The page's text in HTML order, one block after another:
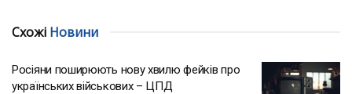
Схожі Новини
Росіяни поширюють нову хвилю фейків про
українських військових – ЦПД